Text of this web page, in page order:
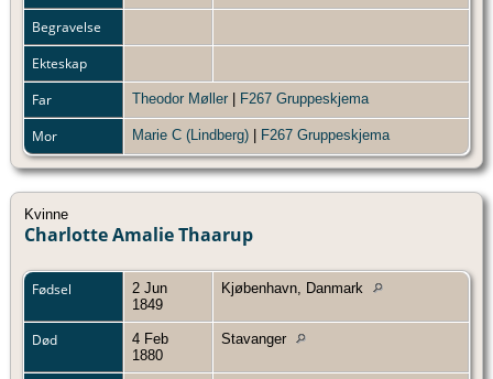
Begravelse
Ekteskap
Far
Theodor Møller F267 Gruppeskjema
Mor Marie C (Lindberg) F267 Gruppeskjema
Kvinne
Charlotte Amalie Thaarup
Fødsel
2 Jun
1849
Kjøbenhavn, Danmark
Død
4 Feb
1880
Stavanger